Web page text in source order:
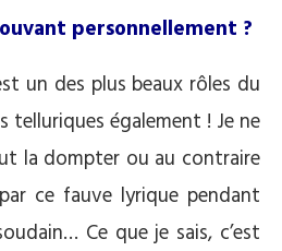
personnellement ?
un des plus beaux rôles du
telluriques également ! Je ne
la dompter ou au contraire
ce fauve lyrique pendant
Ce que je sais, c’est